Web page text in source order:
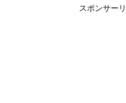
スポンサー